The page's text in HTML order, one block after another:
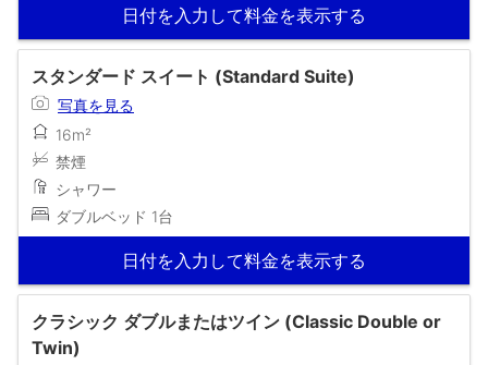
日付を入力して料金を表示する
スタンダード スイート (Standard Suite)
写真を見る
16m²
禁煙
シャワー
ダブルベッド 1台
日付を入力して料金を表示する
クラシック ダブルまたはツイン (Classic Double or
Twin)